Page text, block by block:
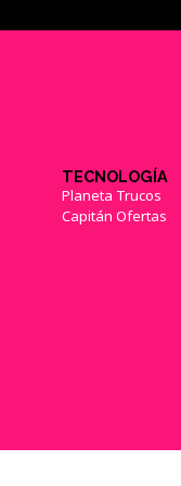
TECNOLOGÍA
Planeta Trucos
Capitán Ofertas